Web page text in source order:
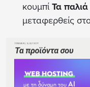
κουμπί Τα
μεταφερθείς